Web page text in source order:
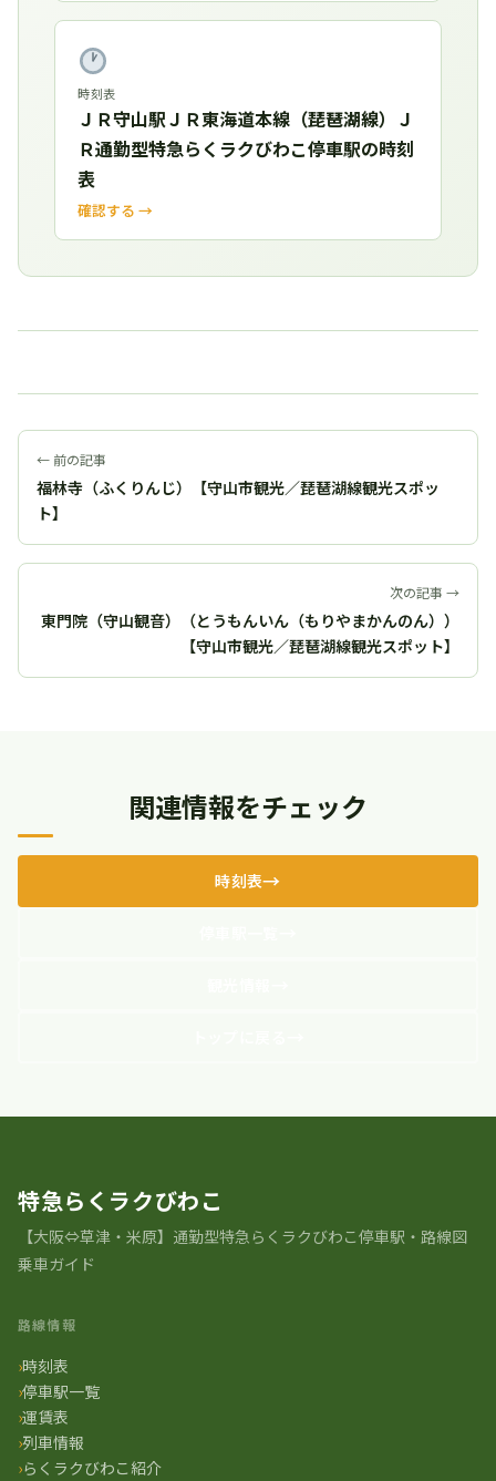
時刻表
ＪＲ守山駅ＪＲ東海道本線（琵琶湖線）Ｊ
Ｒ通勤型特急らくラクびわこ停車駅の時刻
表
確認する →
← 前の記事
福林寺（ふくりんじ）【守山市観光／琵琶湖線観光スポッ
ト】
次の記事 →
東門院（守山観音）（とうもんいん（もりやまかんのん））
【守山市観光／琵琶湖線観光スポット】
関連情報をチェック
時刻表
特急らくラクびわこ
【大阪⇔草津・米原】通勤型特急らくラクびわこ停車駅・路線図
乗車ガイド
路線情報
時刻表
停車駅一覧
運賃表
列車情報
らくラクびわこ紹介